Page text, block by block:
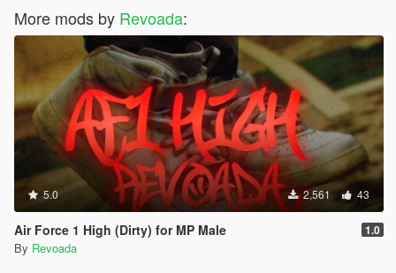
More mods by Revoada:
5.0 2,561 43
Air Force 1 High (Dirty) for MP Male 1.0
By Revoada